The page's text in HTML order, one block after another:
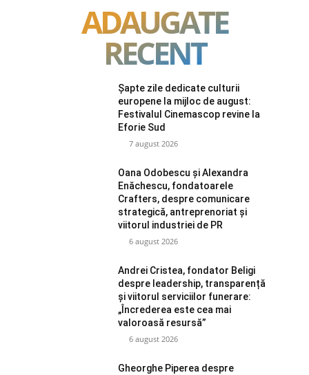
ADAUGATE
RECENT
Șapte zile dedicate culturii
europene la mijloc de august:
Festivalul Cinemascop revine la
Eforie Sud
7 august 2026
Oana Odobescu și Alexandra
Enăchescu, fondatoarele
Crafters, despre comunicare
strategică, antreprenoriat și
viitorul industriei de PR
6 august 2026
Andrei Cristea, fondator Beligi
despre leadership, transparență
și viitorul serviciilor funerare:
„Încrederea este cea mai
valoroasă resursă”
6 august 2026
Gheorghe Piperea despre